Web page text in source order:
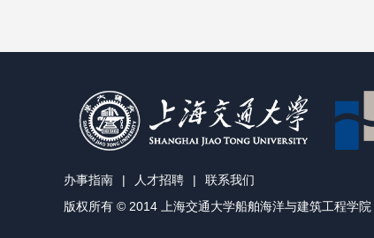
办事指南 | 人才招聘 |
联系我们
版权所有 © 2014 上海交通大学船舶海洋与建筑工程学院